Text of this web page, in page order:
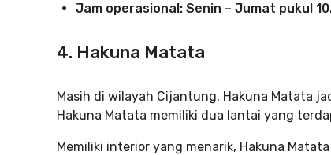
Jam operasional: Senin – Jumat pukul
4. Hakuna Matata
Masih di wilayah Cijantung, Hakuna Matata
Hakuna Matata memiliki dua lantai yang
Memiliki interior yang menarik, Hakuna